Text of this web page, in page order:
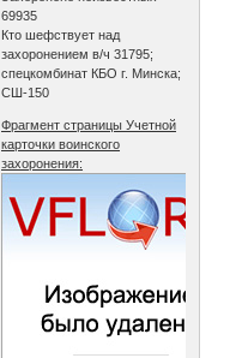
69935
Кто шефствует над
захоронением в/ч 31795;
спецкомбинат КБО г. Минска;
СШ-150
Фрагмент страницы Учетной
карточки воинского
захоронения: